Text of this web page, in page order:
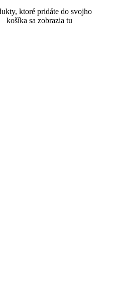
ktoré pridáte do svojho
košíka sa zobrazia tu